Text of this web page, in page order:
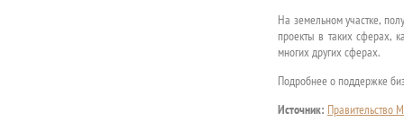
На земельном участке,
проекты в таких сферах,
многих других сферах.
Подробнее о поддержке
Источник: Правительство